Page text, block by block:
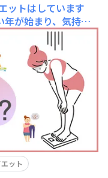
ットはしています
が始まり、気持ち
かと思います😊し
で身体が重くなって
、身体が重い！（少
とで…ダイエット
タートです📣もし
ット